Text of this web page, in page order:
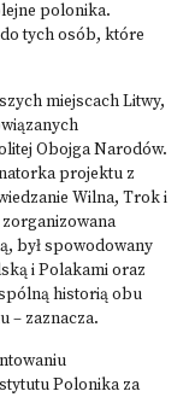
polonika.
tych osób, które
miejscach Litwy,
Obojga Narodów.
projektu z
Wilna, Trok i
był spowodowany
i Polakami oraz
historią obu
– zaznacza.
Polonika za